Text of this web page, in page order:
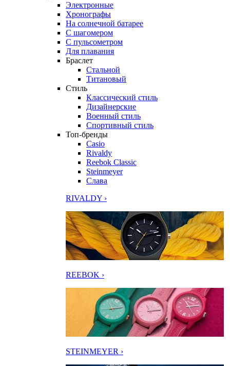
Электронные
Хронографы
На солнечной батарее
С шагомером
С пульсометром
Для плавания
Браслет
Стальной
Титановый
Стиль
Классический стиль
Дизайнерские
Военный стиль
Спортивный стиль
Топ-бренды
Casio
Rivaldy
Reebok Classic
Steinmeyer
Слава
RIVALDY ›
REEBOK ›
STEINMEYER ›